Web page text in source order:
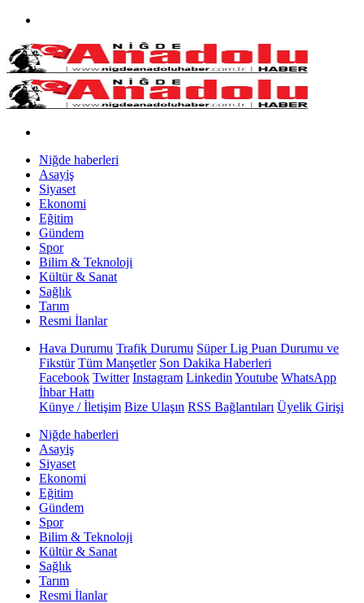
Niğde haberleri
Asayiş
Siyaset
Ekonomi
Eğitim
Gündem
Spor
Bilim & Teknoloji
Kültür & Sanat
Sağlık
Tarım
Resmi İlanlar
Hava Durumu Trafik Durumu Süper Lig Puan Durumu ve
Fikstür Tüm Manşetler Son Dakika Haberleri
Facebook Twitter Instagram Linkedin Youtube WhatsApp
İhbar Hattı
Künye / İletişim Bize Ulaşın RSS Bağlantıları Üyelik Girişi
Niğde haberleri
Asayiş
Siyaset
Ekonomi
Eğitim
Gündem
Spor
Bilim & Teknoloji
Kültür & Sanat
Sağlık
Tarım
Resmi İlanlar